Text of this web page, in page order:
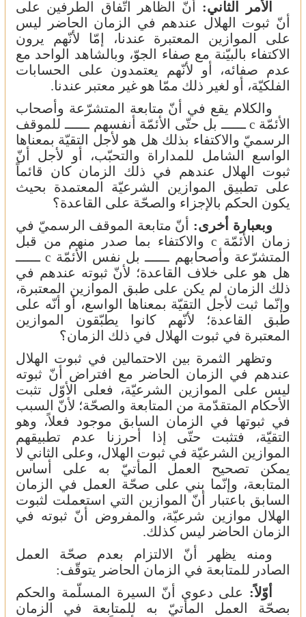
الأمر الثاني: أنّ الظاهر اتّفاق الطرفين على
أنّ ثبوت الهلال عندهم في الزمان الحاضر ليس
على الموازين المعتبرة عندنا، إمّا لأنّهم يرون
الاكتفاء بالبيّنة مع صفاء الجوّ، وبالشاهد الواحد مع
عدم صفائه، أو لأنّهم يعتمدون على الحسابات
الفلكيّة، أو لغير ذلك ممّا هو غير معتبر عندنا.
والكلام يقع في أنّ متابعة المتشرّعة وأصحاب
الأئمّة c ــــــ بل حتّى الأئمّة أنفسهم ــــــ للموقف
الرسميّ والاكتفاء بذلك هل هو لأجل التقيّة بمعناها
الواسع الشامل للمداراة والتحبّب، أو لأجل أنّ
ثبوت الهلال عندهم في ذلك الزمان كان قائماً
على تطبيق الموازين الشرعيّة المعتمدة بحيث
يكون الحكم بالإجزاء والصحّة على القاعدة؟
وبعبارة أخرى: أنّ متابعة الموقف الرسميّ في
زمان الأئمّة c والاكتفاء بما صدر منهم من قبل
المتشرّعة وأصحابهم ــــــ بل نفس الأئمّة c ــــــ
هل هو على خلاف القاعدة؛ لأنّ ثبوته عندهم في
ذلك الزمان لم يكن على طبق الموازين المعتبرة،
وإنّما ثبت لأجل التقيّة بمعناها الواسع، أو أنّه على
طبق القاعدة؛ لأنّهم كانوا يطبّقون الموازين
المعتبرة في ثبوت الهلال في ذلك الزمان؟
وتظهر الثمرة بين الاحتمالين في ثبوت الهلال
عندهم في الزمان الحاضر مع افتراض أنّ ثبوته
ليس على الموازين الشرعيّة، فعلى الأوّل تثبت
الأحكام المتقدّمة من المتابعة والصحّة؛ لأنّ السبب
في ثبوتها في الزمان السابق موجود فعلاً، وهو
التقيّة، فتثبت حتّى إذا أحرزنا عدم تطبيقهم
الموازين الشرعيّة في ثبوت الهلال، وعلى الثاني لا
يمكن تصحيح العمل المأتيّ به على أساس
المتابعة، وإنّما بني على صحّة العمل في الزمان
السابق باعتبار أنّ الموازين التي استعملت لثبوت
الهلال موازين شرعيّة، والمفروض أنّ ثبوته في
الزمان الحاضر ليس كذلك.
ومنه يظهر أنّ الالتزام بعدم صحّة العمل
الصادر للمتابعة في الزمان الحاضر يتوقّف:
أوّلاً: على دعوى أنّ السيرة المسلّمة والحكم
بصحّة العمل المأتيّ به للمتابعة في الزمان